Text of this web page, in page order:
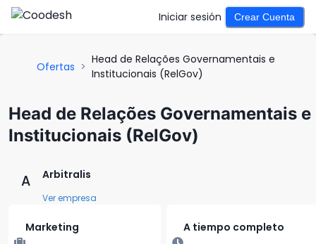
Iniciar sesión Crear Cuenta
Ofertas >
Head de Relações Governamentais e
Institucionais (RelGov)
Head de Relações Governamentais e
Institucionais (RelGov)
A Arbitralis
Ver empresa
Marketing A tiempo completo